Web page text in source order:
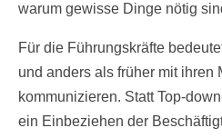
warum gewisse Dinge nötig
Für die Führungskräfte
und anders als früher mit ihren
kommunizieren. Statt Top-
ein Einbeziehen der